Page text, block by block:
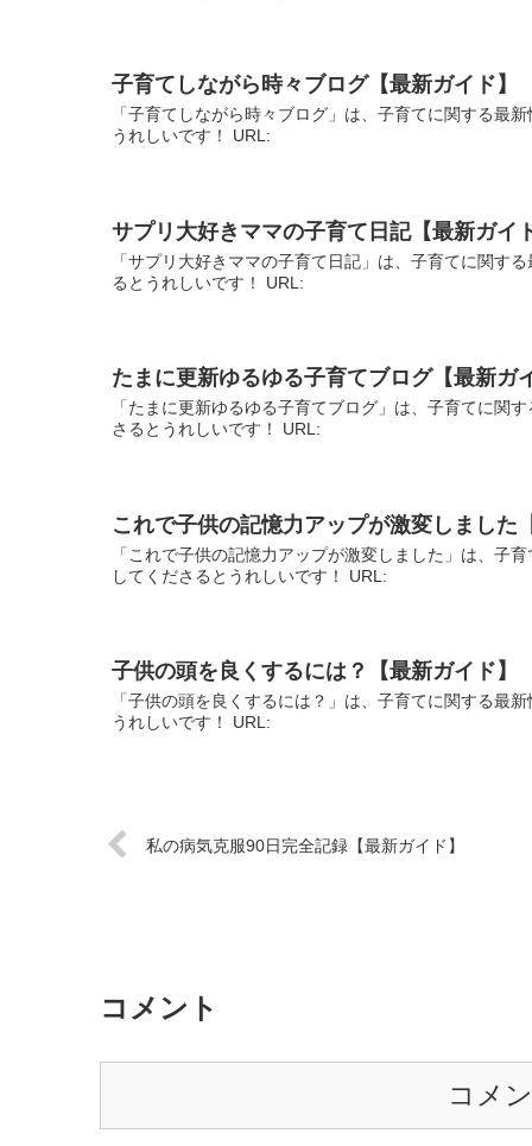
子育てしながら時々ブログ【最新ガイド】
「子育てしながら時々ブログ」は、子育てに関する最
うれしいです！ URL:
サプリ大好きママの子育て日記【最新ガイド
「サプリ大好きママの子育て日記」は、子育てに関す
るとうれしいです！ URL:
たまに更新ゆるゆる子育てブログ【最新ガ
「たまに更新ゆるゆる子育てブログ」は、子育てに関
さるとうれしいです！ URL:
これで子供の記憶力アップが激変しました
「これで子供の記憶力アップが激変しました」は、子
してくださるとうれしいです！ URL:
子供の頭を良くするには？【最新ガイド】
「子供の頭を良くするには？」は、子育てに関する最
うれしいです！ URL:
私の病気克服90日完全記録【最新ガイド】
コメント
コメ